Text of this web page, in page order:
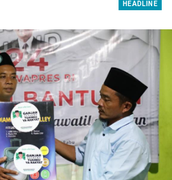
HEADLINE